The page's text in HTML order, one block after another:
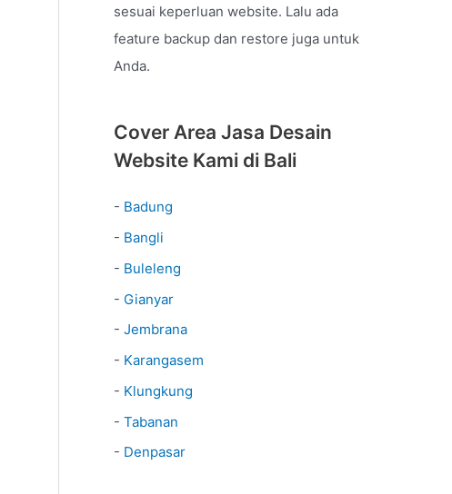
sesuai keperluan website. Lalu ada
feature backup dan restore juga untuk
Anda.
Cover Area Jasa Desain
Website Kami di Bali
- Badung
- Bangli
- Buleleng
- Gianyar
- Jembrana
- Karangasem
- Klungkung
- Tabanan
- Denpasar